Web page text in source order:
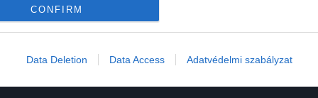
allow Google to send me personalized advertising.
identifiers in apps.
CONFIRM
Data Deletion Data Access Adatvédelmi szabályzat
ami csak még jobban…